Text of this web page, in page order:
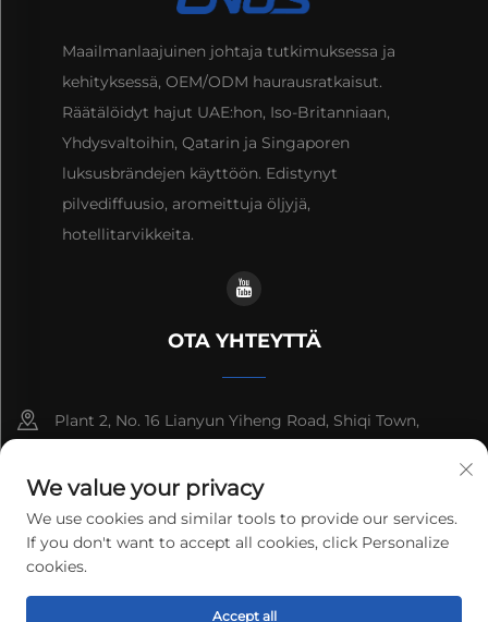
Maailmanlaajuinen johtaja tutkimuksessa ja
kehityksessä, OEM/ODM haurausratkaisut.
Räätälöidyt hajut UAE:hon, Iso-Britanniaan,
Yhdysvaltoihin, Qatarin ja Singaporen
luksusbrändejen käyttöön. Edistynyt
pilvediffuusio, aromeittuja öljyjä,
hotellitarvikkeita.
OTA YHTEYTTÄ
Plant 2, No. 16 Lianyun Yiheng Road, Shiqi Town,
+86-13192436782
[email protected]
Copyright © 2025 cnus tech (guangdong) co.,ltd. Kaikki
We value your privacy
We use cookies and similar tools to provide our services.
If you don't want to accept all cookies, click Personalize
cookies.
Accept all